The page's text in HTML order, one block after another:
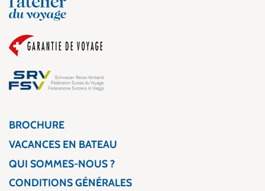
BROCHURE
VACANCES EN BATEAU
QUI SOMMES-NOUS ?
CONDITIONS GÉNÉRALES